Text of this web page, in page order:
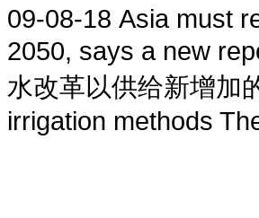
09-08-18 Asia must
2050, says a new
水改革以供给新增加
irrigation methods